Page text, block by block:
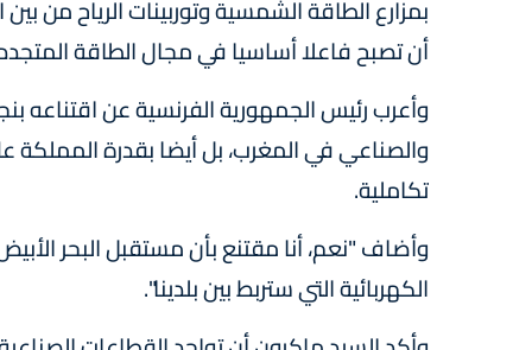
بمزارع الطاقة الشمسية وتوربينات الرياح من
أن تصبح فاعلا أساسيا في مجال الطاقة
وأعرب رئيس الجمهورية الفرنسية عن اقتناعه
والصناعي في المغرب، بل أيضا بقدرة المملكة
تكاملية.
وأضاف "نعم، أنا مقتنع بأن مستقبل البحر
الكهربائية التي ستربط بين بلدينا".